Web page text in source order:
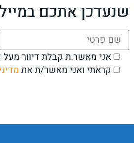
שנעדכן אתכם
אני מאשר.ת קבלת דיוור מעל
קראתי ואני מאשר/תאת